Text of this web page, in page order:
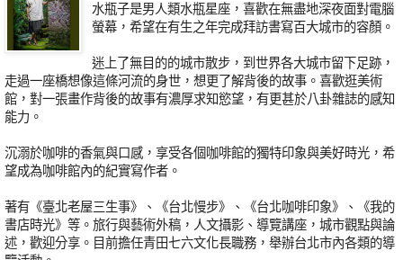
水瓶子是男人類水瓶星座，喜歡在無盡地深夜面對電腦
螢幕，希望在有生之年完成拜訪書寫百大城市的容顏。
迷上了無目的的城市散步，到世界各大城市留下足跡，
走過一座橋想像這條河流的身世，想更了解背後的故事。喜歡逛美術
館，對一張畫作背後的故事有濃厚求知慾望，有更甚於八卦雜誌的感知
能力。
沉溺於咖啡的香氣與口感，享受各個咖啡館的獨特印象與美好時光，希
望成為咖啡館內的紀實寫作者。
著有《臺北老屋三生事》、《台北慢步》、《台北咖啡印象》、《我的
書店時光》等。旅行與藝術外稿，人文攝影、導覽講座，城市觀點與論
述，歡迎分享。目前擔任青田七六文化長職務，舉辦台北市內各類的導